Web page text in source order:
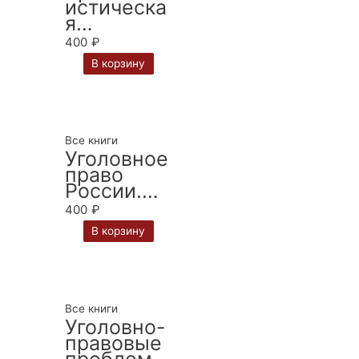
в. — 3-е
изд.,
перераб. и
доп.
истическа
я
методика:
система
понятий:
400 ₽
В корзину
Все книги
Уголовное
право
России.
Общая
часть:
Учебник /
400 ₽
В корзину
Все книги
Уголовно-
правовые